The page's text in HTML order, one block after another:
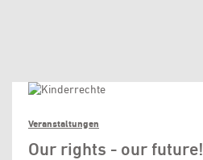
Veranstaltungen
Our rights - our future!